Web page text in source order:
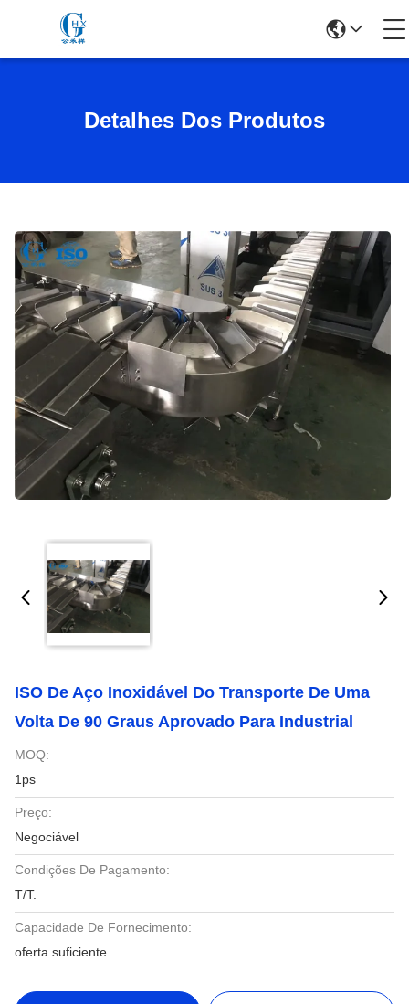
Detalhes Dos Produtos
ISO De Aço Inoxidável Do Transporte De Uma
Volta De 90 Graus Aprovado Para Industrial
MOQ:
1ps
Preço:
Negociável
Condições De Pagamento:
T/T.
Capacidade De Fornecimento:
oferta suficiente